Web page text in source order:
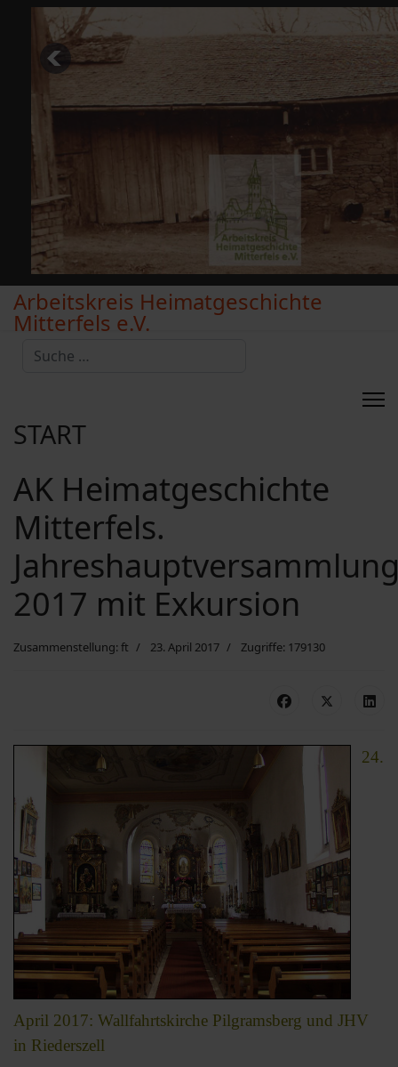
Arbeitskreis Heimatgeschichte
Mitterfels e.V.
Suchen
START
AK Heimatgeschichte
Mitterfels.
2017 mit Exkursion
Zusammenstellung: ft 23. April 2017 Zugriffe: 179130
24.
April 2017: Wallfahrtskirche Pilgramsberg und JHV
in Riederszell